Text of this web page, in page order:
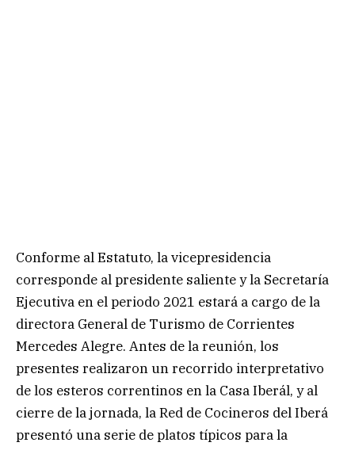
Conforme al Estatuto, la vicepresidencia
corresponde al presidente saliente y la Secretaría
Ejecutiva en el periodo 2021 estará a cargo de la
directora General de Turismo de Corrientes
Mercedes Alegre. Antes de la reunión, los
presentes realizaron un recorrido interpretativo
de los esteros correntinos en la Casa Iberál, y al
cierre de la jornada, la Red de Cocineros del Iberá
presentó una serie de platos típicos para la